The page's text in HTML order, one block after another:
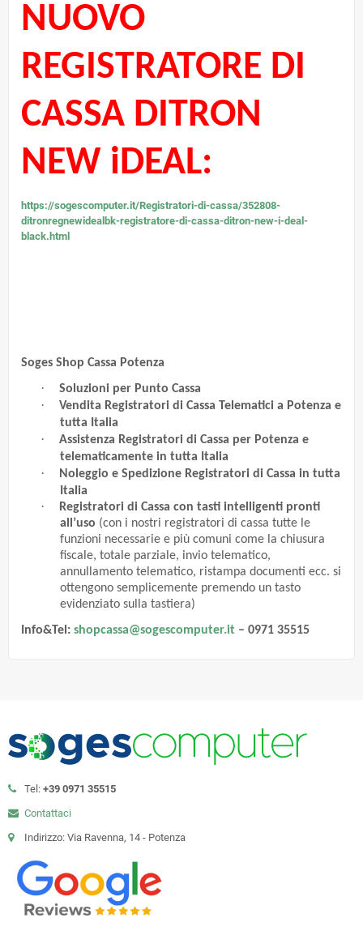
NUOVO
REGISTRATORE DI
CASSA DITRON
NEW iDEAL:
https://sogescomputer.it/Registratori-di-cassa/352808-
ditronregnewidealbk-registratore-di-cassa-ditron-new-i-deal-
black.html
Soges Shop Cassa Potenza
· Soluzioni per Punto Cassa
·
Vendita Registratori di Cassa Telematici a Potenza e
tutta Italia
·
Assistenza Registratori di Cassa per Potenza e
telematicamente in tutta Italia
·
Noleggio e Spedizione Registratori di Cassa in tutta
Italia
·
Registratori di Cassa con tasti intelligenti pronti
all’uso (con i nostri registratori di cassa tutte le
funzioni necessarie e più comuni come la chiusura
fiscale, totale parziale, invio telematico,
annullamento telematico, ristampa documenti ecc. si
ottengono semplicemente premendo un tasto
evidenziato sulla tastiera)
Info&Tel: shopcassa@sogescomputer.it – 0971 35515
Tel: +39 0971 35515
Contattaci
Indirizzo: Via Ravenna, 14 - Potenza